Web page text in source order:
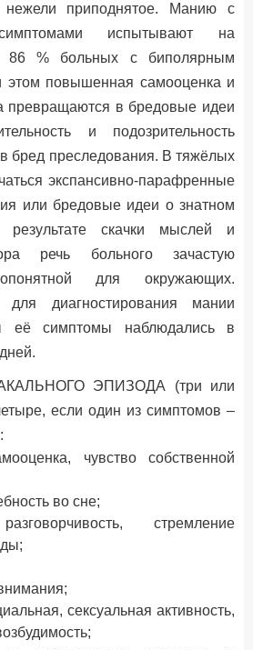
нежели приподнятое. Манию с
симптомами испытывают на
86 % больных с биполярным
этом повышенная самооценка и
превращаются в бредовые идеи
и подозрительность
бред преследования. В тяжёлых
экспансивно-парафренные
или бредовые идеи о знатном
результате скачки мыслей и
речь больного зачастую
для окружающих.
для диагностирования мании
её симптомы наблюдались в
ЭПИЗОДА (три или
если один из симптомов –
чувство собственной
во сне;
стремление
сексуальная активность,